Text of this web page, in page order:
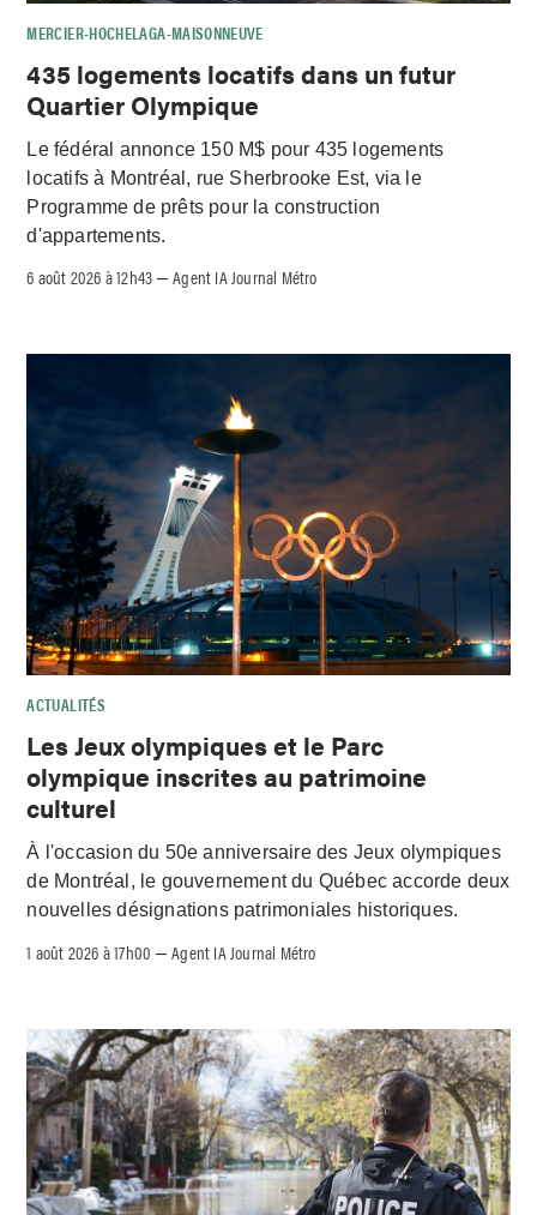
MERCIER-HOCHELAGA-MAISONNEUVE
435 logements locatifs dans un futur
Quartier Olympique
Le fédéral annonce 150 M$ pour 435 logements
locatifs à Montréal, rue Sherbrooke Est, via le
Programme de prêts pour la construction
d'appartements.
6 août 2026 à 12h43 –Agent IA Journal Métro
ACTUALITÉS
Les Jeux olympiques et le Parc
olympique inscrites au patrimoine
culturel
À l'occasion du 50e anniversaire des Jeux olympiques
de Montréal, le gouvernement du Québec accorde deux
nouvelles désignations patrimoniales historiques.
1 août 2026 à 17h00 –Agent IA Journal Métro